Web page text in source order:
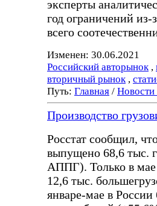
эксперты
год ограничений
всего
Изменен: 30.06.2021
Российский авторынок,
вторичный рынок,
Путь: Главная /
Производство
Росстат сообщил,
выпущено 68,6 тыс.
АППГ). Только в мае
12,6 тыс.
январе-мае в